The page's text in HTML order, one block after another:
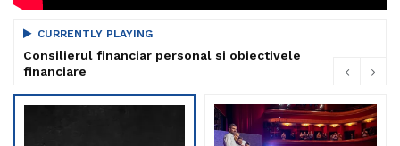
CURRENTLY PLAYING
Consilierul financiar personal si obiectivele
financiare